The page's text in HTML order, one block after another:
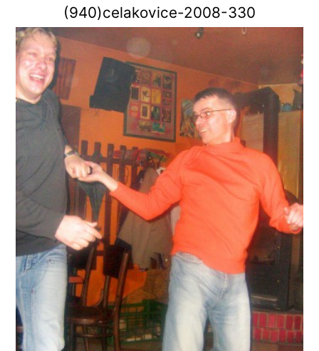
(940)celakovice-2008-330